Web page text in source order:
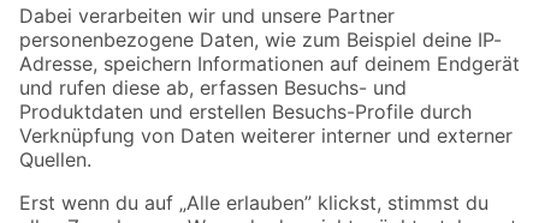
Zahlungsarten Versandarten
Sicher einkaufen